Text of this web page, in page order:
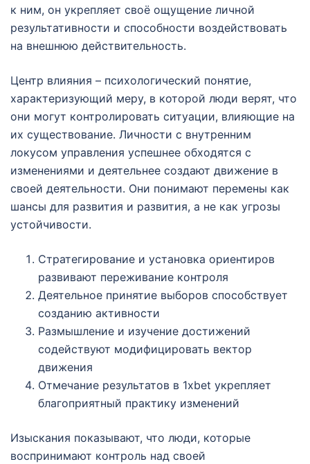
к ним, он укрепляет своё ощущение личной
результативности и способности воздействовать
на внешнюю действительность.
Центр влияния – психологический понятие,
характеризующий меру, в которой люди верят, что
они могут контролировать ситуации, влияющие на
их существование. Личности с внутренним
локусом управления успешнее обходятся с
изменениями и деятельнее создают движение в
своей деятельности. Они понимают перемены как
шансы для развития и развития, а не как угрозы
устойчивости.
Стратегирование и установка ориентиров
развивают переживание контроля
Деятельное принятие выборов способствует
созданию активности
Размышление и изучение достижений
содействуют модифицировать вектор
движения
Отмечание результатов в 1xbet укрепляет
благоприятный практику изменений
Изыскания показывают, что люди, которые
воспринимают контроль над своей